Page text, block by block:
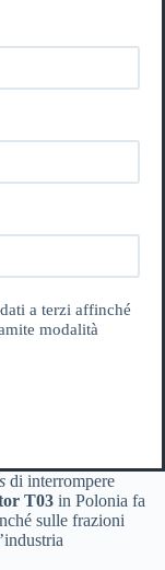
a terzi affinché
modalità
di interrompere
T03 in Polonia fa
sulle frazioni